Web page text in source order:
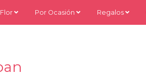
Por Ocasión Regalos